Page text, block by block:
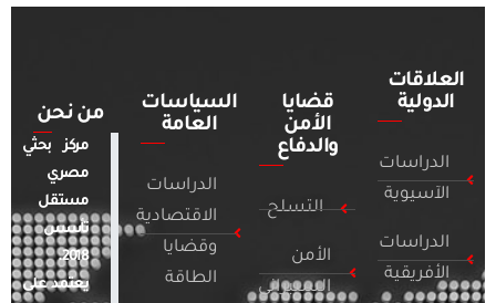
العلاقات
الدولية
الدراسات
الآسيوية
الدراسات
الأفريقية
قضايا
الأمن
والدفاع
التسلح
الأمن
السيبراني
السياسات
العامة
الدراسات
الاقتصادية
وقضايا
الطاقة
من نحن
مركز بحثي
مصري
مستقل
تأسس
2018.
يعتمد على